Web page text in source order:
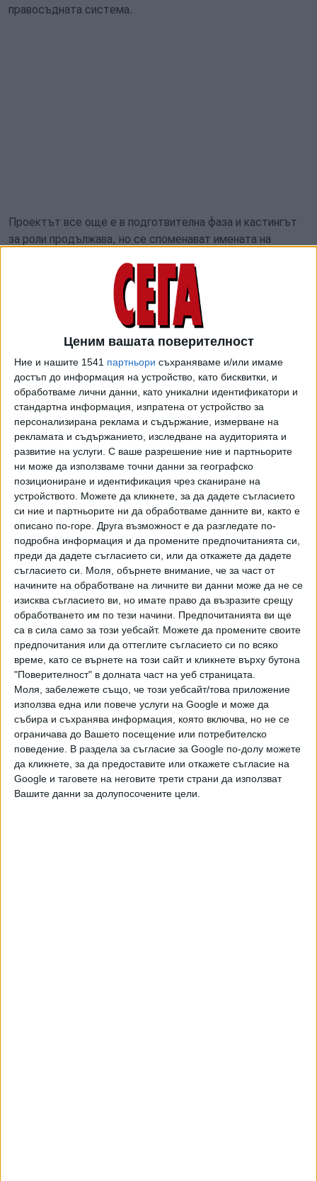
Ценим вашата поверителност
Ние и нашите 1541 партньори съхраняваме и/или имаме
достъп до информация на устройство, като бисквитки, и
обработваме лични данни, като уникални идентификатори и
стандартна информация, изпратена от устройство за
персонализирана реклама и съдържание, измерване на
рекламата и съдържанието, изследване на аудиторията и
развитие на услуги. С ваше разрешение ние и партньорите
ни може да използваме точни данни за географско
позициониране и идентификация чрез сканиране на
устройството. Можете да кликнете, за да дадете съгласието
си ние и партньорите ни да обработваме данните ви, както е
описано по-горе. Друга възможност е да разгледате по-
подробна информация и да промените предпочитанията си,
преди да дадете съгласието си, или да откажете да дадете
съгласието си.
Моля, обърнете внимание, че за част от
начините на обработване на личните ви данни може да не се
изисква съгласието ви, но имате право да възразите срещу
обработването им по тези начини. Предпочитанията ви ще
са в сила само за този уебсайт. Можете да промените своите
предпочитания или да оттеглите съгласието си по всяко
време, като се върнете на този сайт и кликнете върху бутона
"Поверителност" в долната част на уеб страницата.
Моля, забележете също, че този уебсайт/това приложение
използва една или повече услуги на Google и може да
събира и съхранява информация, която включва, но не се
ограничава до Вашето посещение или потребителско
поведение. В раздела за съгласие за Google по-долу можете
да кликнете, за да предоставите или откажете съгласие на
Google и таговете на неговите трети страни да използват
Вашите данни за долупосочените цели.
правосъдната система.
Проектът все още е в подготвителна фаза и кастингът
за роли продължава, но се споменават имената на
Клинт Истууд работи неизменно с Warner Bros от 2008 г.
насам, когато излезе филмът му "Гран Торино".
"Съдебен заседател №2" ще бъде 40-ият му проект
като режисьор.
Последният му засега филм, "Плачи, мачо" (Cry Macho),
излезе през 2021 г., по време на пандемията. Той бе
разпространен едновременно в кината и HBO Max, като
се провали в боксофиса и не получи добри оценки от
критиката. Малко след това Warner Media се сля с
Discovery в общ медиен конгломерат, като новият
президент на компанията Дейвид Заслав заяви, че "не
дължим услуги никому" във връзка с нов проект на Клинт
Истууд.
Изглежда все пак прославеният каубой е получил зелена
светлина за своята лебедова песен. Все още не се знае
дали той ще участва във финалния си филм и като
актьор. В близкото минало Клинт предпочиташе да стои
зад камерата и това се случваше твърде рядко, но
той лично изпълни главните роли в Cry Macho и
предшестващия го "Трафикантът".
Роден на 31 май 1930 г. и започнал да снима в киното в
средата на 50-те, Истууд е жива икона на Холивуд. Най-
възрастният действащ режисьор в САЩ,
ветеранът има толкова дълга и внушителна кариера, че е
трудно да откриеш нещо липсващо в нея - триумфи,
провали, уестърни, драми, пропаганда, романтика...
Мъжественият образ от "доларовата" трилогия на
Серджо Леоне и "Мръсният Хари" вече над 40 години
успешно съчетава актьорската игра с режисура. Сред